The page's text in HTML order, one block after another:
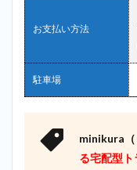
お支払い方法
駐車場
minikura（
る宅配型